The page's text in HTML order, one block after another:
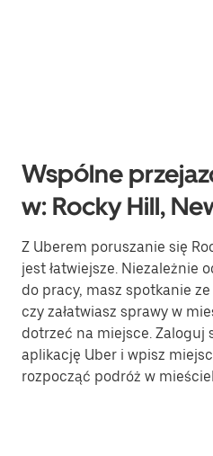
Wspólne
w: Rocky Hill,
Z Uberem poruszanie się
jest łatwiejsze. Niezależnie
do pracy, masz spotkanie
czy załatwiasz sprawy w
dotrzeć na miejsce. Zaloguj
aplikację Uber i wpisz
rozpocząć podróż w